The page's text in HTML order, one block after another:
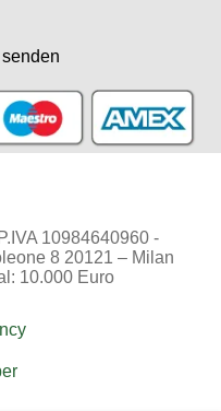
10984640960 -
8 20121 – Milan
10.000 Euro